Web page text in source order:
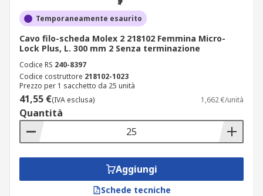
Temporaneamente esaurito
Cavo filo-scheda Molex 2 218102 Femmina Micro-
Lock Plus, L. 300 mm 2 Senza terminazione
Codice RS 240-8397
Codice costruttore 218102-1023
Prezzo per 1 sacchetto da 25 unità
41,55 €(IVA esclusa) 1,662 €/unità
Quantità
Aggiungi
Schede tecniche